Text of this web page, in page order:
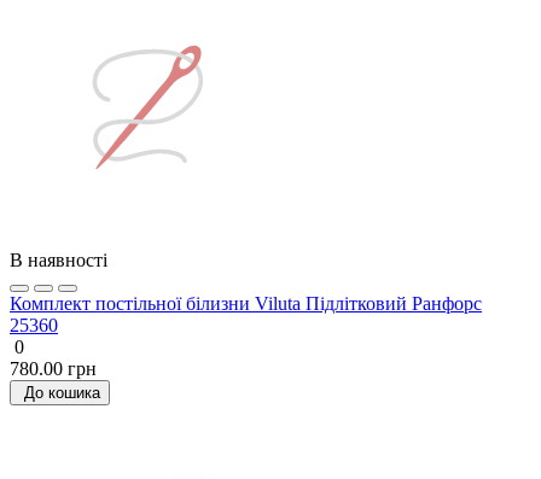
В наявності
Комплект постільної білизни Viluta Підлітковий Ранфорс
25360
0
780.00 грн
До кошика